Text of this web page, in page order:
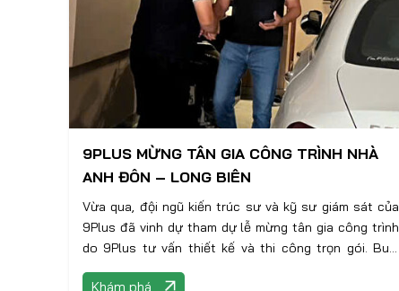
9PLUS MỪNG TÂN GIA CÔNG TRÌNH NHÀ
ANH ĐÔN – LONG BIÊN
Vừa qua, đội ngũ kiến trúc sư và kỹ sư giám sát của
9Plus đã vinh dự tham dự lễ mừng tân gia công trình
do 9Plus tư vấn thiết kế và thi công trọn gói. Buổi
tiệc diễn ra trong không khí ấm cúng, thân tình với sự
Khám phá